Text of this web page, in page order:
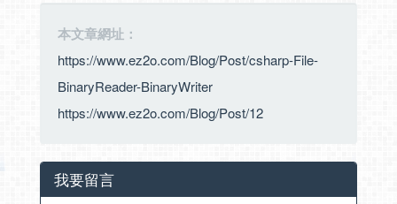
本文章網址：
https://www.ez2o.com/Blog/Post/csharp-File-
BinaryReader-BinaryWriter
https://www.ez2o.com/Blog/Post/12
我要留言